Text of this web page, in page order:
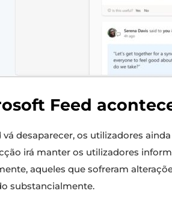
Feed
desaparecer, os utilizadores
irá manter os utilizadores
aqueles que sofreram
substancialmente.